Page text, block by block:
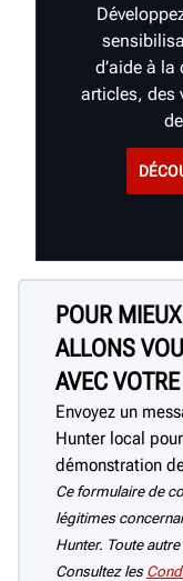
d’aide à
articles, des
POUR
ALLONS
AVEC
Envoyez un
Hunter local
démonstration
Ce formulaire de
légitimes
Hunter. Toute
Consultez les